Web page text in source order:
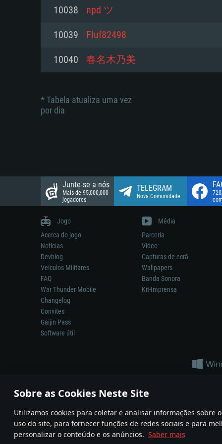
Sobre as Cookies Neste Site
Utilizamos cookies para coletar e analisar informações sobre
uso do site, para fornecer funções de redes sociais e para
personalizar o conteúdo e os anúncios. Saber mais
Disco: 23,1 GB
Network: Internet de banda larga.
Disco: 21,5 GB
Network: Internet de banda larga.
Disco: 21,5 GB
10038 npd ツ
10039 Fluf82498
10040 春名木乃美
* Tabela atualiza uma vez
por dia
Junte-se a nós
Mais de 95,000,000
jogadores
TELEGRAM
Nova Comunidade
Jogo
Acerca do jogo
Notícias
Devblog
Veículos Militares
FAQ
War Thunder Mobile
Changelog
Convites
Gaijin Pass
Software útil
Média
Parceria
Video
Capturas de ecrã
Wallpapers
Banda Sonora
Kit-Imprensa
A reprodução de qualquer sistema de armas ou veículo neste
© 2011—2026 Gaijin Games Kft. All trademarks, logos and brand
Termos e condições Termos de Serviço